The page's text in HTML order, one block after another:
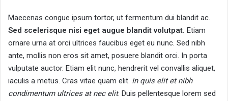
Maecenas congue ipsum tortor, ut fermentum dui blandit ac.
Sed scelerisque nisi eget augue blandit volutpat. Etiam
ornare urna at orci ultrices faucibus eget eu nunc. Sed nibh
ante, mollis non eros sit amet, posuere blandit orci. In porta
vulputate auctor. Etiam elit nunc, hendrerit vel convallis aliquet,
iaculis a metus. Cras vitae quam elit. In quis elit et nibh
condimentum ultrices at nec elit. Duis pellentesque lorem sed